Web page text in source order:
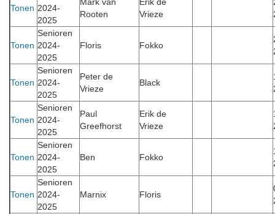
Tonen 2024-
2025
Rooten
Vrieze
Tonen
Senioren
2024-
2025
Floris Fokko
Tonen
Senioren
2024-
2025
Peter de
Vrieze
Black
Tonen
Senioren
2024-
2025
Paul
Greefhorst
Erik de
Vrieze
Tonen
Senioren
2024-
2025
Ben Fokko
Tonen
Senioren
2024-
2025
Marnix Floris